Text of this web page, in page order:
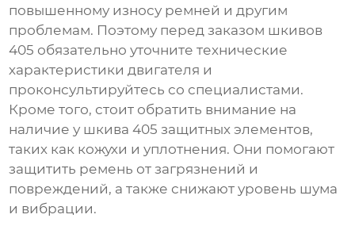
повышенному износу ремней и другим
проблемам. Поэтому перед заказом шкивов
405 обязательно уточните технические
характеристики двигателя и
проконсультируйтесь со специалистами.
Кроме того, стоит обратить внимание на
наличие у шкива 405 защитных элементов,
таких как кожухи и уплотнения. Они помогают
защитить ремень от загрязнений и
повреждений, а также снижают уровень шума
и вибрации.